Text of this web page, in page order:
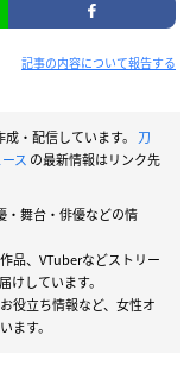
記事の内容について報告する
・配信しています。 刀
ス の最新情報はリンク先
・舞台・俳優などの情
品、VTuberなどストリー
しています。
役立ち情報など、女性オ
ます。